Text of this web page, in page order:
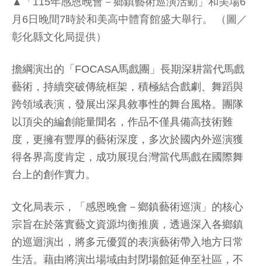
月6日晚間7時於和美高中體育館盛大舉行。 （圖／
彰化縣文化局提供）
擔綱演出的「FOCASA馬戲團」長期深耕當代馬戲
藝術，持續突破傳統框架，積極結合戲劇、舞蹈與
跨領域表演，發展出深具敘事性的舞台風格。團隊
以頂尖的編創能量聞名，作品不僅具備高技術難
度，更擁有豐厚的藝術深度，多次於國內外巡演獲
得各界高度肯定，成功展現台灣當代馬戲在國際舞
台上的創作實力。
文化局表示，「感恩晚會－鄉鎮藝術巡演」的核心
宗旨在於落實藝文資源均衡推廣，透過深入各鄉鎮
的巡迴演出，將多元優質的表演藝術帶入地方日常
生活。藉由將演出場域由封閉場館延伸至社區，不